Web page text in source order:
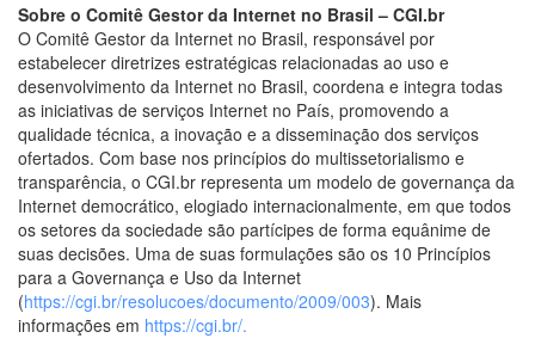
Sobre o Comitê Gestor da Internet no Brasil – CGI.br
O Comitê Gestor da Internet no Brasil, responsável por
estabelecer diretrizes estratégicas relacionadas ao uso e
desenvolvimento da Internet no Brasil, coordena e integra todas
as iniciativas de serviços Internet no País, promovendo a
qualidade técnica, a inovação e a disseminação dos serviços
ofertados. Com base nos princípios do multissetorialismo e
transparência, o CGI.br representa um modelo de governança da
Internet democrático, elogiado internacionalmente, em que todos
os setores da sociedade são partícipes de forma equânime de
suas decisões. Uma de suas formulações são os 10 Princípios
para a Governança e Uso da Internet
(https://cgi.br/resolucoes/documento/2009/003). Mais
informações em https://cgi.br/.